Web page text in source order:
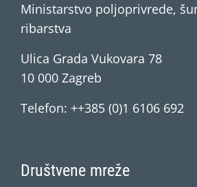
Ministarstvo poljoprivrede,
ribarstva
Ulica Grada Vukovara 78
10 000 Zagreb
Telefon: ++385 (0)1 6106 692
Društvene mreže